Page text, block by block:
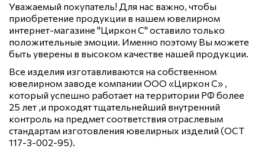
Уважаемый покупатель! Для нас важно, чтобы
приобретение продукции в нашем ювелирном
интернет-магазине "Циркон С" оставило только
положительные эмоции. Именно поэтому Вы можете
быть уверены в высоком качестве нашей продукции.
Все изделия изготавливаются на собственном
ювелирном заводе компании ООО «Циркон С» ,
который успешно работает на территории РФ более
25 лет ,и проходят тщательнейший внутренний
контроль на предмет соответствия отраслевым
стандартам изготовления ювелирных изделий (ОСТ
117-3-002-95).